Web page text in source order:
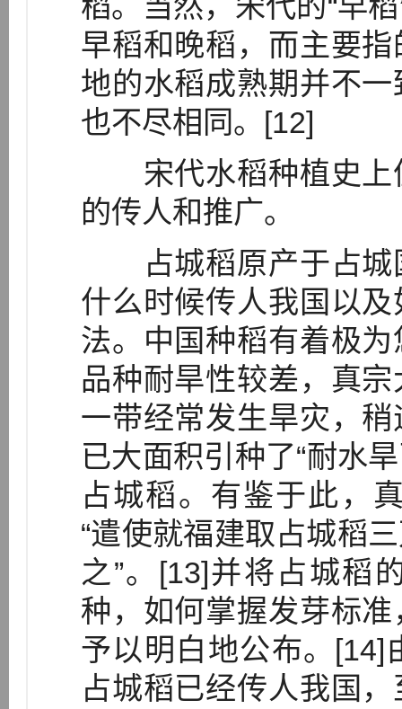
早稻和晚稻，而主要
地的水稻成熟期并不
也不尽相同。[12]
宋代水稻种植史上
的传人和推广。
占城稻原产于占城
什么时候传人我国以
法。中国种稻有着极
品种耐旱性较差，真
一带经常发生旱灾，
已大面积引种了“耐水
占城稻。有鉴于此，
“遣使就福建取占城稻
之”。[13]并将占城稻
种，如何掌握发芽标
予以明白地公布。[14]
占城稻已经传人我国